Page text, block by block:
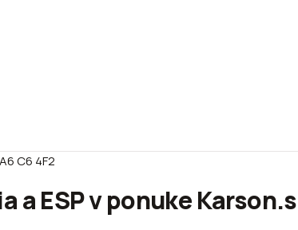
C6 4F2
a ESP v ponuke